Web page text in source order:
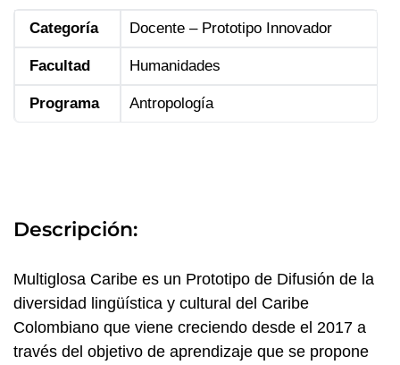
Categoría Docente – Prototipo Innovador
Facultad Humanidades
Programa Antropología
Descripción:
Multiglosa Caribe es un Prototipo de Difusión de la
diversidad lingüística y cultural del Caribe
Colombiano que viene creciendo desde el 2017 a
través del objetivo de aprendizaje que se propone